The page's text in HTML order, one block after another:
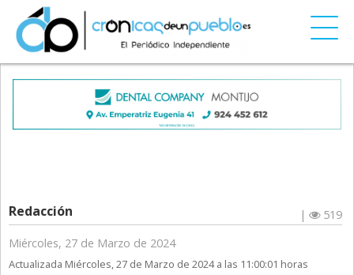
Redacción |
519
Miércoles, 27 de Marzo de 2024
Actualizada Miércoles, 27 de Marzo de 2024 a las 11:00:01 horas